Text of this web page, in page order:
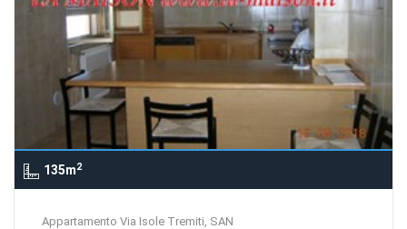
135m2
Appartamento Via Isole Tremiti, SAN